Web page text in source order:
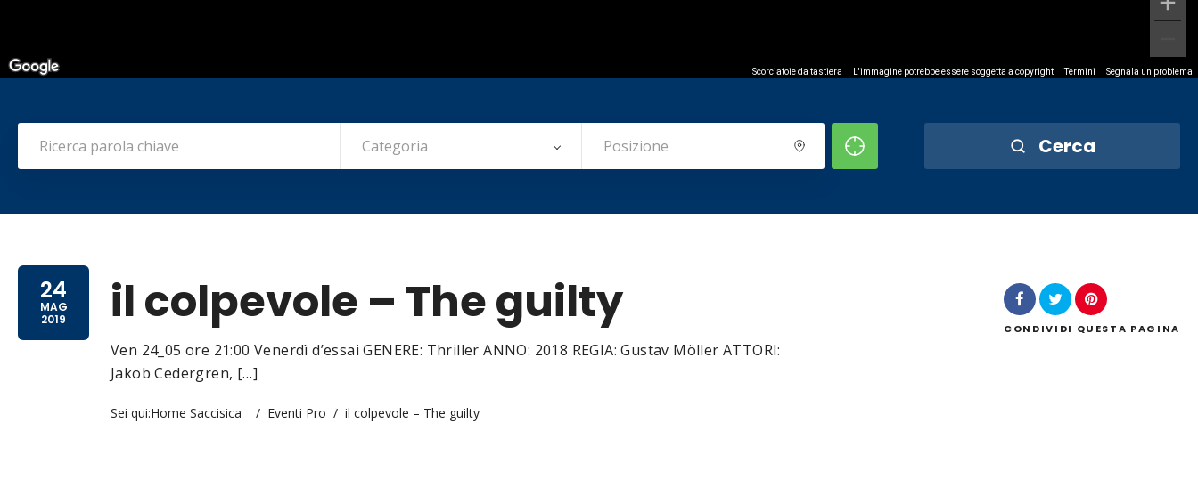
Scorciatoie da tastiera L'immagine potrebbe essere soggetta a copyright Termini Segnala un problema
Categoria Cerca
24
MAG
2019
il colpevole – The guilty
Ven 24_05 ore 21:00 Venerdì d’essai GENERE: Thriller ANNO: 2018 REGIA: Gustav Möller ATTORI:
Jakob Cedergren, […]
Sei qui:Home Saccisica / Eventi Pro / il colpevole – The guilty
CONDIVIDI QUESTA PAGINA